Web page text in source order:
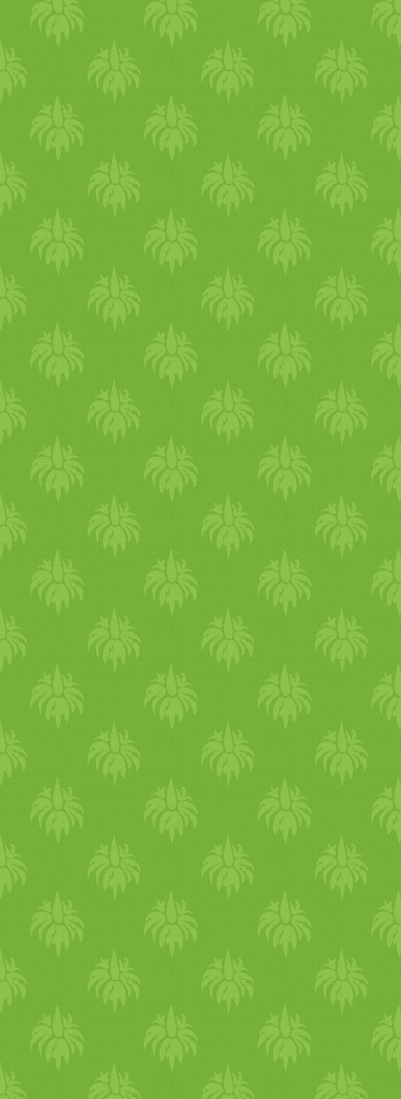
szemed viszket, ég, akkor jól
tud lenni egy kis hűsítő
rózsavizes szemöblítés
reggelente és kerld a savanyú
és csípős ételeket. Pl
vizet is érdemes kerülni.
rutin Áprilisban már figyelj
arra, hogy ne aludjanak
sokáig. Ideális, ha a
napsütéssel ébredsz. A
reggeli tisztálkodás után,
a napot egy pohár meleg
vízzel. Reggel egy könnyed
jóga és egy kis
segít felébreszteni a tested.
Minden napra építs meg
legalább 20-30 perc mozgást
kint a szabadban - séta,
kerékpározás, túrázás.
hogy tovább van világos,
munka után is belefér egy
mozgás. Végezz hátrahajlító
Ha letelt a 2 óra, a
káposztához keverjük a
zöldséget, ráöntjük a
fűszerpasztát és alaposan
átforgatjuk. Ha megvan,
üvegbe nyomkodjuk,
az üveget és konyhapulton 2-
3 napig állni hagyjuk.
Amikor látni, hogy beindul
erjedés (apró buborékok
keletkeznek), hűtőbe
ahol akár hónapokig eláll.
Kiegészítés: én nem főzök
hagymával, azért kihagytam,
de az eredeti receptekben
vágnak 3-4 szál újhagymát a
zöldségek közé, és
turmixolnak 2-3 gerezd
fokhagymát a